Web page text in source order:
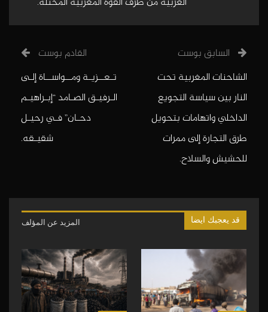
السابق بوست
الشاحنات المغربية تحت
النار بين سياسة التجويع
الداخلي واتهامات بتحويل
طرق التجارة إلى ممرات
للحشيش والسلاح.
القادم بوست
تـعــزيـة ومــواســاة إلـى
الـرفيـق الصـامد “إبـراهيـم
دحـان” فـي رحيـل
شقيـقه.
قد يعجبك ايضا المزيد عن المؤلف